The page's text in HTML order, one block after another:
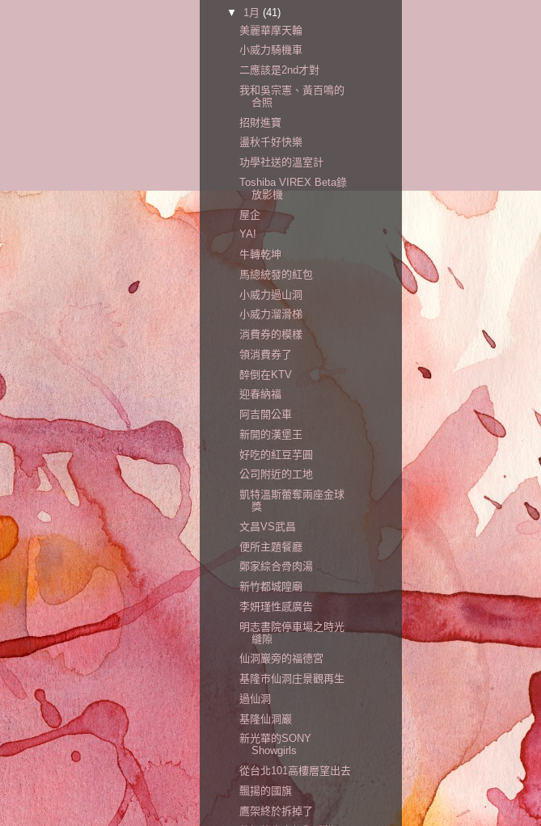
▼ 1月 (41)
美麗華摩天輪
小威力騎機車
二應該是2nd才對
我和吳宗憲、黃百鳴的
合照
招財進寶
盪秋千好快樂
功學社送的溫室計
Toshiba VIREX Beta錄
放影機
屋企
YA!
牛轉乾坤
馬總統發的紅包
小威力過山洞
小威力溜滑梯
消費券的模樣
領消費券了
醉倒在KTV
迎春納福
阿吉開公車
新開的漢堡王
好吃的紅豆芋圓
公司附近的工地
凱特溫斯蕾奪兩座金球
獎
文昌VS武昌
便所主題餐廳
鄭家綜合骨肉湯
新竹都城隍廟
李妍瑾性感廣告
明志書院停車場之時光
縫隙
仙洞巖旁的福德宮
基隆市仙洞庄景觀再生
過仙洞
基隆仙洞巖
新光華的SONY
Showgirls
從台北101高樓層望出去
飄揚的國旗
鷹架終於拆掉了